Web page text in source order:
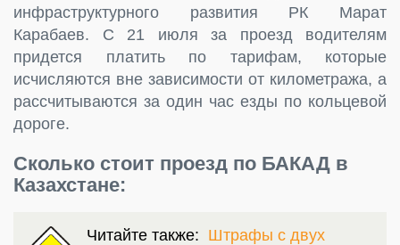
инфраструктурного развития РК Марат
Карабаев. С 21 июля за проезд водителям
придется платить по тарифам, которые
исчисляются вне зависимости от километража, а
рассчитываются за один час езды по кольцевой
дороге.
Сколько стоит проезд по БАКАД в
Казахстане:
Читайте также: Штрафы с двух